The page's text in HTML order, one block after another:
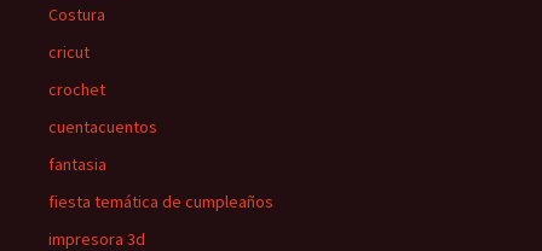
Costura
cricut
crochet
cuentacuentos
fantasia
fiesta temática de cumpleaños
impresora 3d